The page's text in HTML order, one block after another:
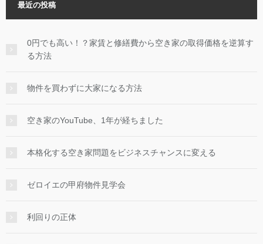
最近の投稿
0円でも高い！？家賃と修繕費から空き家の取得価格を逆算す
る方法
物件を買わずに大家になる方法
空き家のYouTube、1年が経ちました
本格化する空き家問題をビジネスチャンスに変える
ゼロイエの甲府物件見学会
利回りの正体